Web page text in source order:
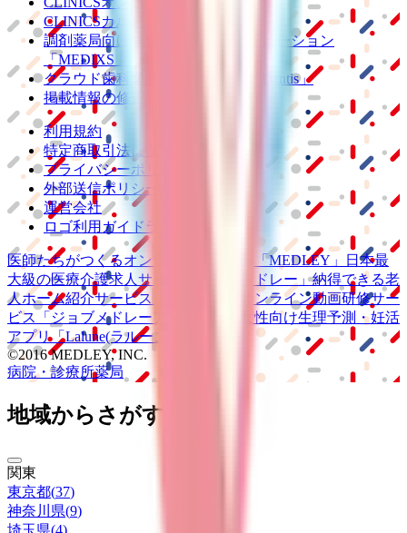
CLINICSカルテ
調剤薬局向け統合型クラウドソリューション
「MEDIXS」
クラウド歯科業務
「Dentis」
掲載情報の修正・削除はこちら
利用規約
特定商取引法に基づく表記
プライバシーポリシー
外部送信ポリシー
運営会社
ロゴ利用ガイドライン
医師たちがつくるオンライン医療事典 「MEDLEY」
日本最
大級の医療介護求人サイト 「ジョブメドレー」納得できる老
人ホーム紹介サービス
オンライン動画研修サー
ビス
「ジョブメドレー 女性向け生理予測・妊活
アプリ「Lalune(ラルーン)」
©2016 MEDLEY, INC.
病院・診療所薬局
地域からさがす
関東
東京都(37)
神奈川県(9)
埼玉県(4)